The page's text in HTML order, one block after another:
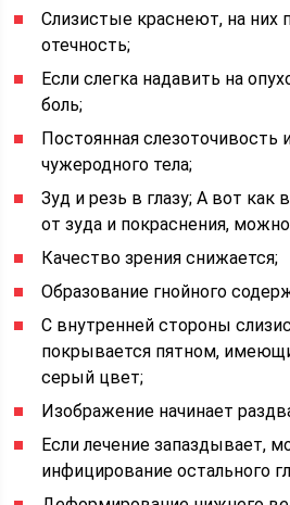
Слизистые краснеют, на них
отечность;
Если слегка надавить на
боль;
Постоянная слезоточивость
чужеродного тела;
Зуд и резь в глазу; А вот как
от зуда и покраснения,
Качество зрения снижается;
Образование гнойного
С внутренней стороны
покрывается пятном,
серый цвет;
Изображение начинает
Если лечение запаздывает,
инфицирование остального